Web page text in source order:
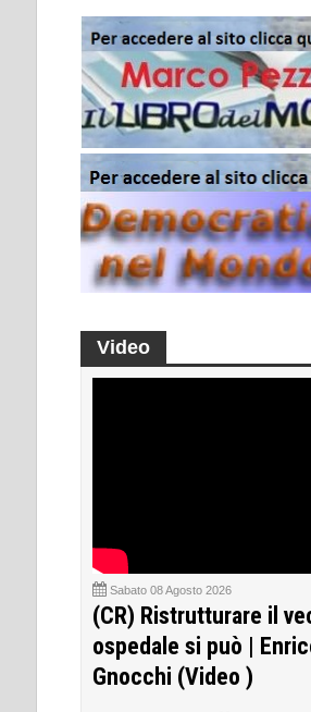
Video
Sabato 08 Agosto 2026
(CR) Ristrutturare il
ospedale si può |
Gnocchi (Video )